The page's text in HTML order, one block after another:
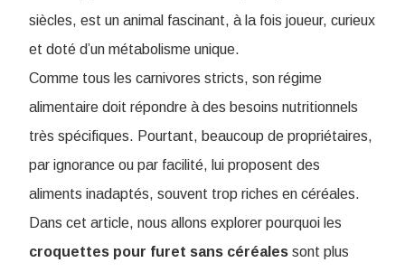
siècles, est un animal fascinant, à la fois joueur, curieux
et doté d’un métabolisme unique.
Comme tous les carnivores stricts, son régime
alimentaire doit répondre à des besoins nutritionnels
très spécifiques. Pourtant, beaucoup de propriétaires,
par ignorance ou par facilité, lui proposent des
aliments inadaptés, souvent trop riches en céréales.
Dans cet article, nous allons explorer pourquoi les
croquettes pour furet sans céréales sont plus